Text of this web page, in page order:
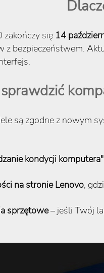
się 14
z bezpieczeństwem.
są zgodne z nowym
kondycji komputera"
na stronie Lenovo,
sprzętowe– jeśli Twój